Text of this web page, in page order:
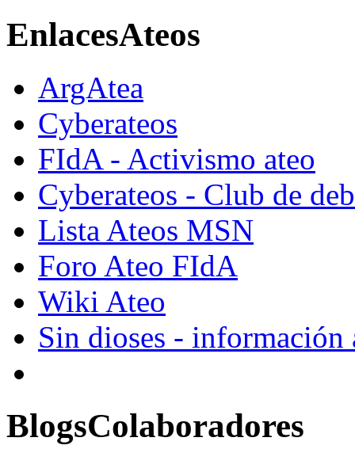
EnlacesAteos
ArgAtea
Cyberateos
FIdA - Activismo ateo
Cyberateos - Club de
Lista Ateos MSN
Foro Ateo FIdA
Wiki Ateo
Sin dioses - información
BlogsColaboradores